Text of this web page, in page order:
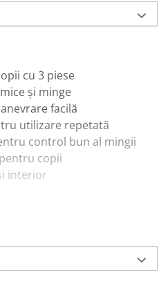
cu 3 piese
și minge
facilă
utilizare repetată
control bun al mingii
copii
interior
mână-ochi
și viteza de reacție